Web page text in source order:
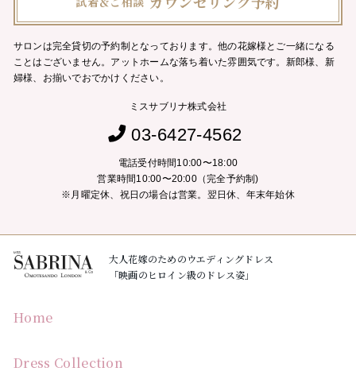
サロンは完全貸切の予約制となっております。他の花嫁様とご一緒になる
ことはございません。 アットホームな落ち着いた雰囲気です。新郎様、新
婦様、お揃いでおでかけください。
ミスサブリナ株式会社
03-6427-4562
電話受付時間10:00〜18:00
営業時間10:00〜20:00（完全予約制)
※月曜定休、祝日の場合は営業。翌日休、年末年始休
大人花嫁のためのウエディングドレス
「映画のヒロイン級のドレス姿」
Home
Dress Collection